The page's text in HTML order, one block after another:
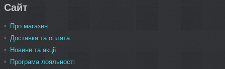
Сайт
Про магазин
Доставка та оплата
Новини та акції
Програма лояльності